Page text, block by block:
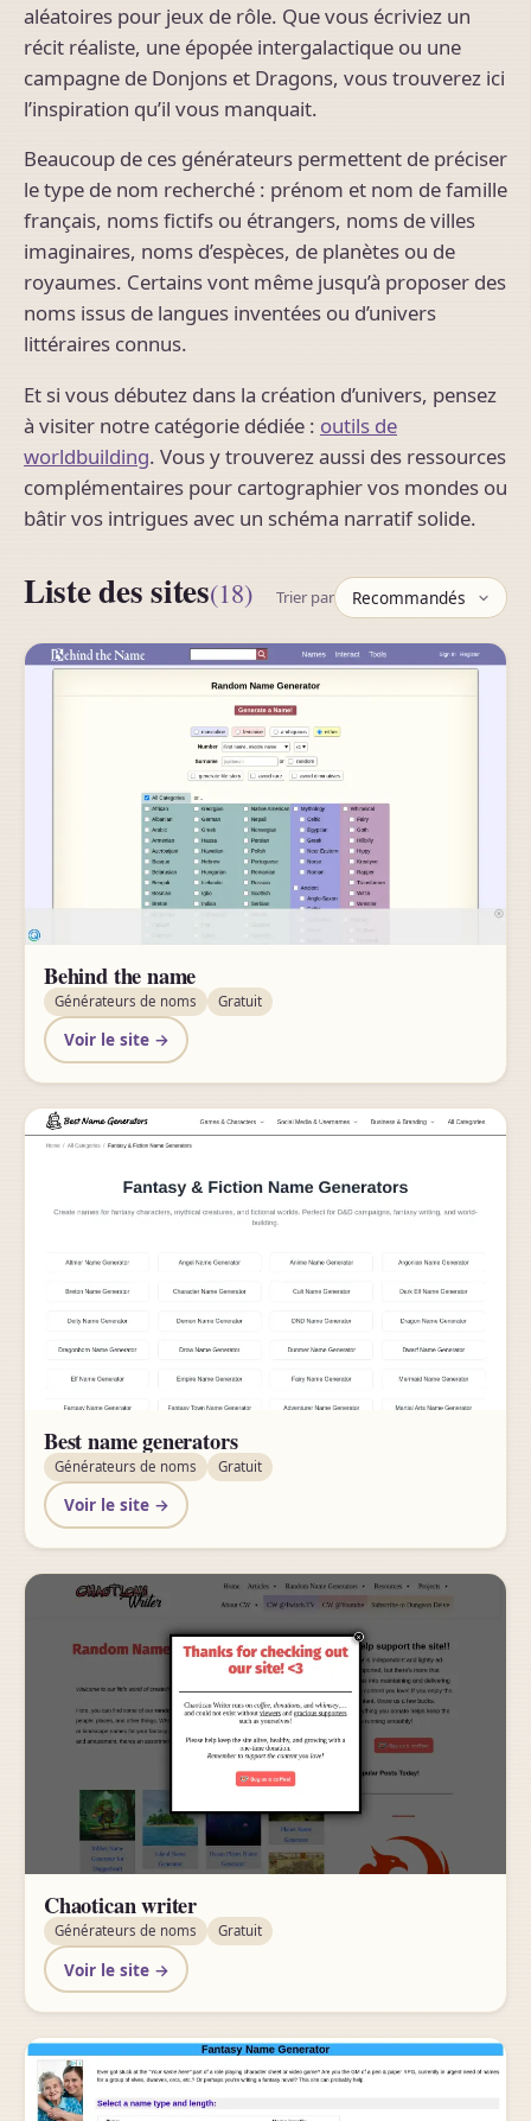
aléatoires pour jeux de rôle. Que vous écriviez un
récit réaliste, une épopée intergalactique ou une
campagne de Donjons et Dragons, vous trouverez ici
l’inspiration qu’il vous manquait.
Beaucoup de ces générateurs permettent de préciser
le type de nom recherché : prénom et nom de famille
français, noms fictifs ou étrangers, noms de villes
imaginaires, noms d’espèces, de planètes ou de
royaumes. Certains vont même jusqu’à proposer des
noms issus de langues inventées ou d’univers
littéraires connus.
Et si vous débutez dans la création d’univers, pensez
à visiter notre catégorie dédiée : outils de
worldbuilding. Vous y trouverez aussi des ressources
complémentaires pour cartographier vos mondes ou
bâtir vos intrigues avec un schéma narratif solide.
Liste des sites(18) Trier par
Behind the name
Générateurs de noms Gratuit
Voir le site →
Best name generators
Générateurs de noms Gratuit
Voir le site →
Chaotican writer
Générateurs de noms Gratuit
Voir le site →